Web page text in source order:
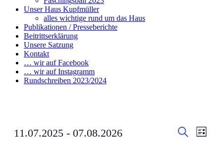
Unser Haus Kupfmüller
alles wichtige rund um das Haus
Publikationen / Presseberichte
Beitrittserklärung
Unsere Satzung
Kontakt
… wir auf Facebook
… wir auf Instagramm
Rundschreiben 2023/2024
Events
List
11.07.2025 - 07.08.2026